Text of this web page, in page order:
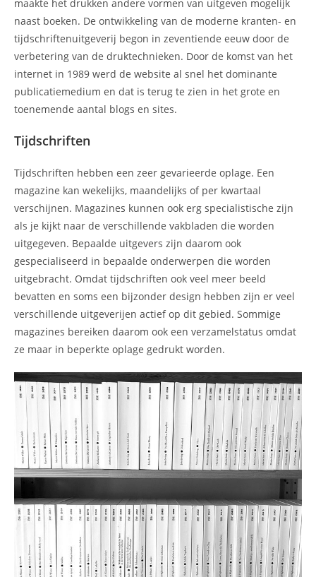
maakte het drukken andere vormen van uitgeven mogelijk
naast boeken. De ontwikkeling van de moderne kranten- en
tijdschriftenuitgeverij begon in zeventiende eeuw door de
verbetering van de druktechnieken. Door de komst van het
internet in 1989 werd de website al snel het dominante
publicatiemedium en dat is terug te zien in het grote en
toenemende aantal blogs en sites.
Tijdschriften
Tijdschriften hebben een zeer gevarieerde oplage. Een
magazine kan wekelijks, maandelijks of per kwartaal
verschijnen. Magazines kunnen ook erg specialistische zijn
als je kijkt naar de verschillende vakbladen die worden
uitgegeven. Bepaalde uitgevers zijn daarom ook
gespecialiseerd in bepaalde onderwerpen die worden
uitgebracht. Omdat tijdschriften ook veel meer beeld
bevatten en soms een bijzonder design hebben zijn er veel
verschillende uitgeverijen actief op dit gebied. Sommige
magazines bereiken daarom ook een verzamelstatus omdat
ze maar in beperkte oplage gedrukt worden.